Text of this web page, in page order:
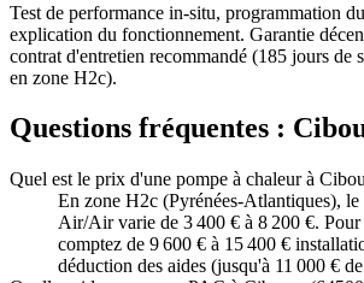
Test de performance in-situ, programmation
explication du fonctionnement. Garantie
contrat d'entretien recommandé (185 jours de
en zone H2c).
Questions fréquentes :
Quel est le prix d'une pompe à chaleur à
En zone H2c (Pyrénées-Atlantiques),
Air/Air varie de 3 400 € à 8 200 €.
comptez de 9 600 € à 15 400 €
déduction des aides (jusqu'à 11 000 €